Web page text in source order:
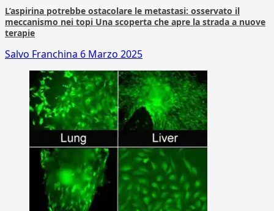
L’aspirina potrebbe ostacolare le metastasi: osservato il
meccanismo nei topi Una scoperta che apre la strada a nuove
terapie
Salvo Franchina 6 Marzo 2025